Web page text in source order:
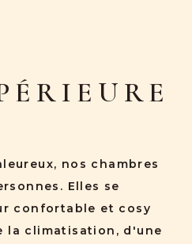
nos chambres
Elles se
confortable et cosy
la climatisation, d'une